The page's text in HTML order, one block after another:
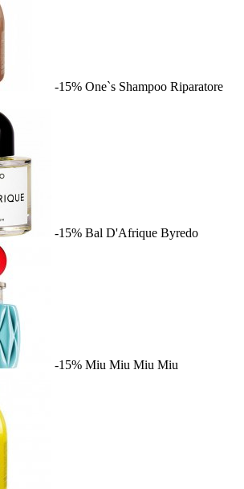
-15% One`s Shampoo Riparatore
-15% Bal D'Afrique Byredo
-15% Miu Miu Miu Miu